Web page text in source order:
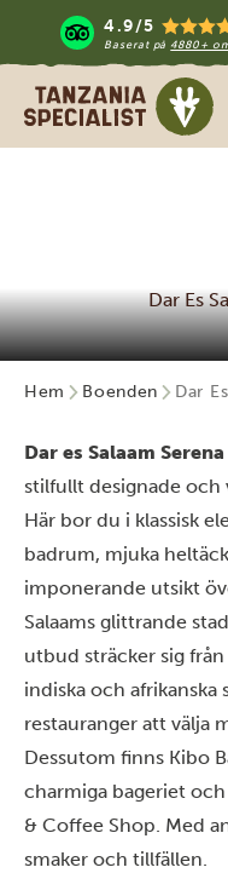
4.9/5
Baserat på 4880+
Tanzania Specialist
Dar Es
Hem Boenden Dar
Dar es Salaam
stilfullt designade och
Här bor du i klassisk
badrum, mjuka
imponerande utsikt
Salaams glittrande
utbud sträcker sig
indiska och
restauranger att välja
Dessutom finns Kibo
charmiga bageriet och
& Coffee Shop. Med
smaker och tillfällen.